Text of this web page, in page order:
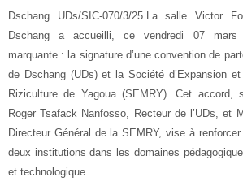
Dschang UDs/SIC-070/3/25.La salle Victor
Dschang a accueilli, ce vendredi 07 mars
marquante : la signature d’une convention de
de Dschang (UDs) et la Société d’Expansion
Riziculture de Yagoua (SEMRY). Cet accord,
Roger Tsafack Nanfosso, Recteur de l’UDs, et
Directeur Général de la SEMRY, vise à
deux institutions dans les domaines
et technologique.